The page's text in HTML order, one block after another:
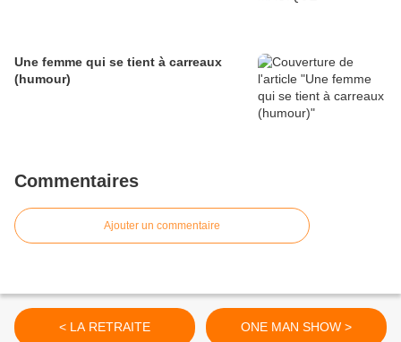
Une femme qui se tient à carreaux
(humour)
Commentaires
Ajouter un commentaire
< LA RETRAITE ONE MAN SHOW >